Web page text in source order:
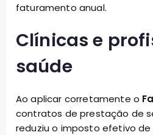
faturamento anual.
Clínicas e
saúde
Ao aplicar corretamente o
contratos de prestação de
reduziu o imposto efetivo de